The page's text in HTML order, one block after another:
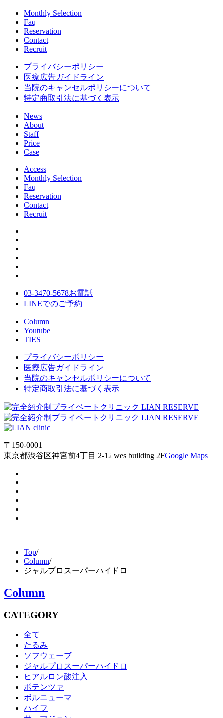
Monthly Selection
Faq
Reservation
Contact
Recruit
プライバシーポリシー
医療広告ガイドライン
当院のキャンセルポリシーについて
特定商取引法に基づく表示
News
About
Staff
Price
Case
Access
Monthly Selection
Faq
Reservation
Contact
Recruit
03-3470-5678お電話
LINEでのご予約
Column
Youtube
TIES
プライバシーポリシー
医療広告ガイドライン
当院のキャンセルポリシーについて
特定商取引法に基づく表示
〒150-0001
東京都渋谷区神宮前4丁目 2-12 wes building 2FGoogle Maps
Top/
Column/
ジャルプロスーパーハイドロ
Column
CATEGORY
全て
たるみ
ソフウェーブ
ジャルプロスーパーハイドロ
ヒアルロン酸注入
ポテンツァ
ボルニューマ
ハイフ